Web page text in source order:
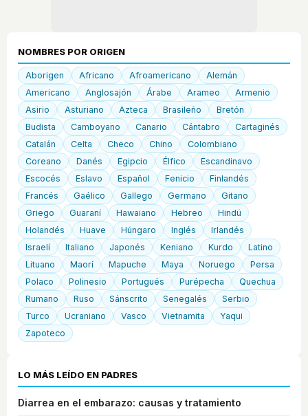
NOMBRES POR ORIGEN
Aborigen Africano Afroamericano
Alemán
Americano
Anglosajón Árabe Arameo
Armenio
Asirio
Asturiano Azteca Brasileño
Bretón
Budista
Camboyano Canario Cántabro
Cartaginés
Catalán
Celta Checo Chino
Colombiano
Coreano
Danés Egipcio Élfico
Escandinavo
Escocés
Eslavo Español Fenicio
Finlandés
Francés
Gaélico Gallego Germano
Gitano
Griego
Guaraní Hawaiano Hebreo
Hindú
Holandés
Huave Húngaro Inglés
Irlandés
Israelí
Italiano Japonés Keniano Kurdo
Latino
Lituano
Maorí Mapuche Maya Noruego
Persa
Polaco
Polinesio Portugués Purépecha
Quechua
Rumano
Ruso Sánscrito Senegalés
Serbio
Turco
Ucraniano Vasco Vietnamita
Yaqui
Zapoteco
LO MÁS LEÍDO EN PADRES
Diarrea en el embarazo: causas y tratamiento